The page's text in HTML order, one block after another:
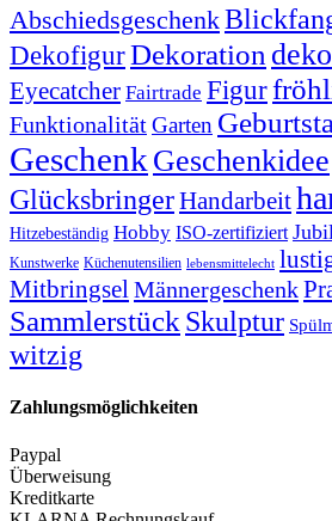
Abschiedsgeschenk
DekofigurDekoration
Eyecatcher Fairtrade Figur
FunktionalitätGarten
Geschenk Geschenkidee
GlücksbringerHandarbeit
Hitzebeständig Hobby ISO-zertifiziert
Kunstwerke Küchenutensilien lebensmittelecht
MitbringselMännergeschenk
Sammlerstück Skulptur
witzig
Zahlungsmöglichkeiten
Paypal
Überweisung
Kreditkarte